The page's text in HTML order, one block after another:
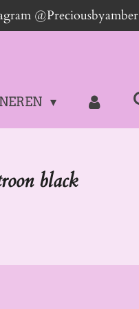
@Preciousbyamber
black